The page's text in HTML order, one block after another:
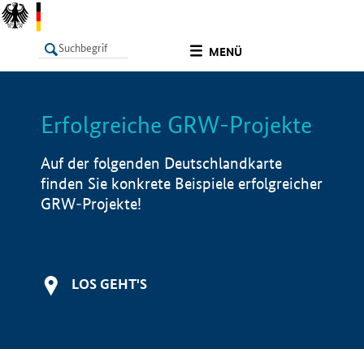
MENÜ
LISTE Info
Erfolgreiche GRW-Projekte
Auf der folgenden Deutschlandkarte
finden Sie konkrete Beispiele erfolgreicher
GRW-Projekte!
LOS GEHT'S